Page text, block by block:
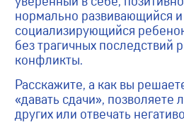
нормально развивающийся и
социализирующийся
без трагичных
конфликты.
Расскажите, а как вы
«давать сдачи», позволяете
других или отвечать